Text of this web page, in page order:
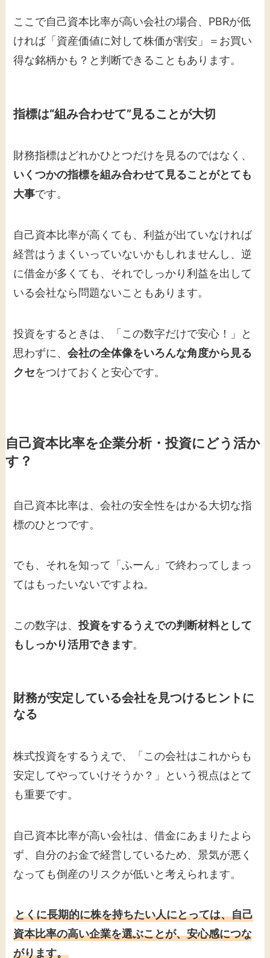
ここで自己資本比率が高い会社の場合、PBRが低
ければ「資産価値に対して株価が割安」＝お買い
得な銘柄かも？と判断できることもあります。
指標は“組み合わせて”見ることが大切
財務指標はどれかひとつだけを見るのではなく、
いくつかの指標を組み合わせて見ることがとても
大事です。
自己資本比率が高くても、利益が出ていなければ
経営はうまくいっていないかもしれませんし、逆
に借金が多くても、それでしっかり利益を出して
いる会社なら問題ないこともあります。
投資をするときは、「この数字だけで安心！」と
思わずに、会社の全体像をいろんな角度から見る
クセをつけておくと安心です。
自己資本比率を企業分析・投資にどう活か
す？
自己資本比率は、会社の安全性をはかる大切な指
標のひとつです。
でも、それを知って「ふーん」で終わってしまっ
てはもったいないですよね。
この数字は、投資をするうえでの判断材料として
もしっかり活用できます。
財務が安定している会社を見つけるヒントに
なる
株式投資をするうえで、「この会社はこれからも
安定してやっていけそうか？」という視点はとて
も重要です。
自己資本比率が高い会社は、借金にあまりたよら
ず、自分のお金で経営しているため、景気が悪く
なっても倒産のリスクが低いと考えられます。
とくに長期的に株を持ちたい人にとっては、自己
資本比率の高い企業を選ぶことが、安心感につな
がります。